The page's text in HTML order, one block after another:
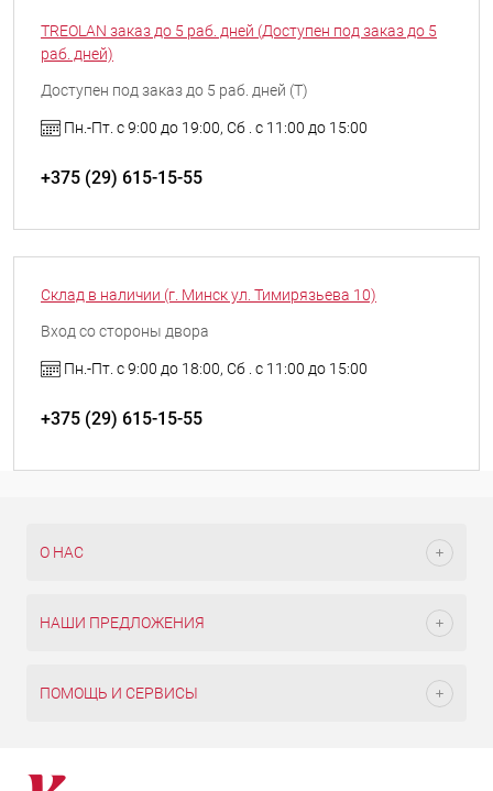
TREOLAN заказ до 5 раб. дней (Доступен под заказ до 5
раб. дней)
Доступен под заказ до 5 раб. дней (T)
Пн.-Пт. с 9:00 до 19:00, Сб . с 11:00 до 15:00
+375 (29) 615-15-55
Склад в наличии (г. Минск ул. Тимирязьева 10)
Вход со стороны двора
Пн.-Пт. с 9:00 до 18:00, Сб . с 11:00 до 15:00
+375 (29) 615-15-55
О НАС
НАШИ ПРЕДЛОЖЕНИЯ
ПОМОЩЬ И СЕРВИСЫ